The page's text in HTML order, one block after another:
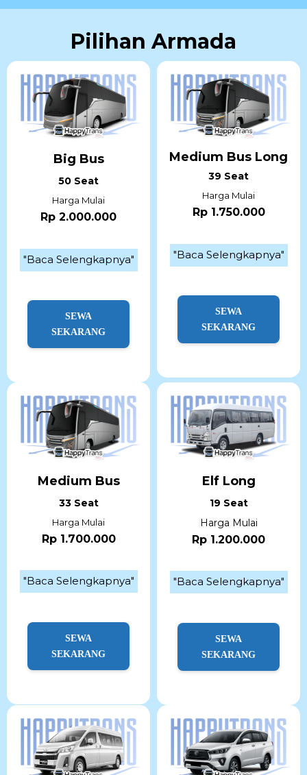
Pilihan Armada
Big Bus
50 Seat
Harga Mulai
Rp 2.000.000
"Baca Selengkapnya"
SEWA
SEKARANG
Medium Bus Long
39 Seat
Harga Mulai
Rp 1.750.000
"Baca Selengkapnya"
SEWA
SEKARANG
Medium Bus
33 Seat
Harga Mulai
Rp 1.700.000
"Baca Selengkapnya"
SEWA
SEKARANG
Elf Long
19 Seat
Harga Mulai
Rp 1.200.000
"Baca Selengkapnya"
SEWA
SEKARANG